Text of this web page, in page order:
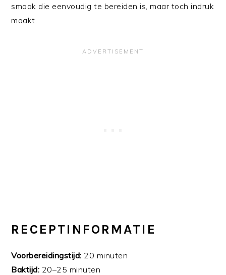
smaak die eenvoudig te bereiden is, maar toch indruk
maakt.
RECEPTINFORMATIE
Voorbereidingstijd: 20 minuten
Baktijd: 20–25 minuten